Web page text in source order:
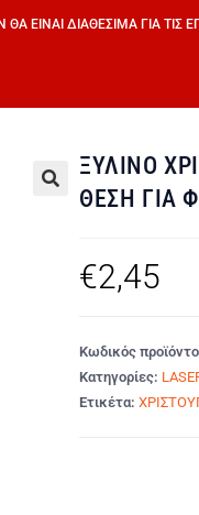
ΕΊΝΑΙ ΔΙΑΘΈΣΙΜΑ ΓΙΑ
ΞΥΛΙΝΟ
ΘΕΣΗ ΓΙΑ
€2,45
Κωδικός
Κατηγορίες:
Ετικέτα: